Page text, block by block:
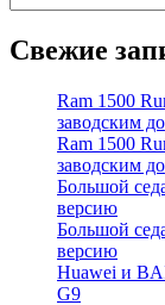
Свежие
Ram 1500
заводским
Ram 1500
заводским
Большой
версию
Большой
версию
Huawei и
G9